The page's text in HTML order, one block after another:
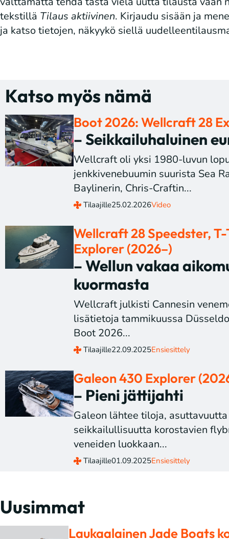
tekstillä Tilaus aktiivinen. Kirjaudu sisään ja
ja katso tietojen, näkyykö siellä
Katso myös nämä
Boot 2026: Wellcraft 28
– Seikkailuhaluinen
Wellcraft oli yksi 1980-luvun
jenkkivenebuumin suurista Sea
Baylinerin, Chris-Craftin...
Tilaajille25.02.2026Video
Wellcraft 28 Speedster,
Explorer (2026–)
– Wellun vakaa
kuormasta
Wellcraft julkisti Cannesin
lisätietoja tammikuussa
Boot 2026...
Tilaajille22.09.2025Ensiesittely
Galeon 430 Explorer
– Pieni jättijahti
Galeon lähtee tiloja,
seikkailullisuutta korostavien
veneiden luokkaan...
Tilaajille01.09.2025Ensiesittely
Uusimmat
Laukaalainen Jade Boats